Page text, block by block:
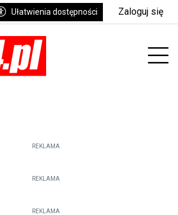
Ułatwienia dostępności Zaloguj się
REKLAMA
REKLAMA
REKLAMA